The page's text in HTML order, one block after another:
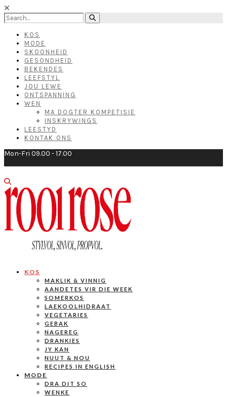
KOS
MODE
SKOONHEID
GESONDHEID
BEKENDES
LEEFSTYL
JOU LEWE
ONTSPANNING
WEN
MA DOGTER KOMPETISIE
INSKRYWINGS
LEESTYD
KONTAK ONS
Mon-Fri 09.00 - 17.00
KOS
MAKLIK & VINNIG
AANDETES VIR DIE WEEK
SOMERKOS
LAEKOOLHIDRAAT
VEGETARIES
GEBAK
NAGEREG
DRANKIES
JY KAN
NUUT & NOU
RECIPES IN ENGLISH
MODE
DRA DIT SO
WENKE